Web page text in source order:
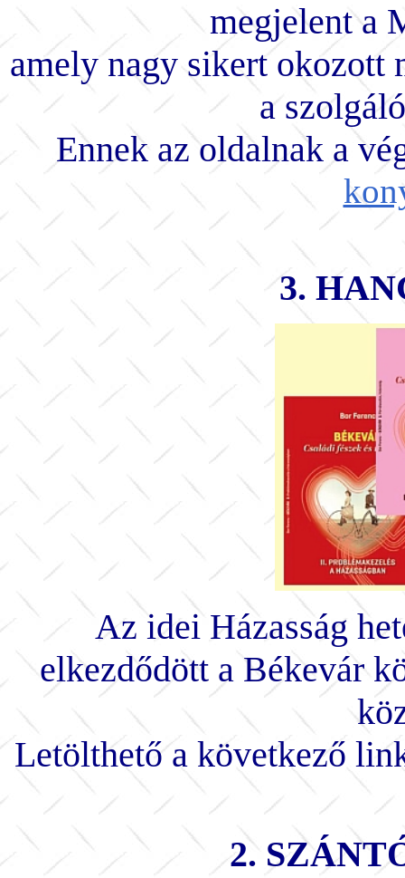
megjelent a
amely nagy sikert okozott
a
Ennek az oldalnak a
3.
Az idei Házasság
elkezdődött a Békevár
Letölthető a következő
2.